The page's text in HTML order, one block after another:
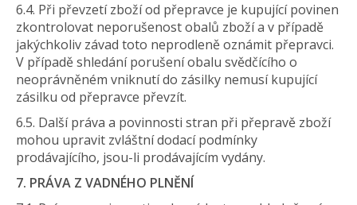
6.4. Při převzetí zboží od přepravce je kupující povinen
zkontrolovat neporušenost obalů zboží a v případě
jakýchkoliv závad toto neprodleně oznámit přepravci.
V případě shledání porušení obalu svědčícího o
neoprávněném vniknutí do zásilky nemusí kupující
zásilku od přepravce převzít.
6.5. Další práva a povinnosti stran při přepravě zboží
mohou upravit zvláštní dodací podmínky
prodávajícího, jsou-li prodávajícím vydány.
7. PRÁVA Z VADNÉHO PLNĚNÍ